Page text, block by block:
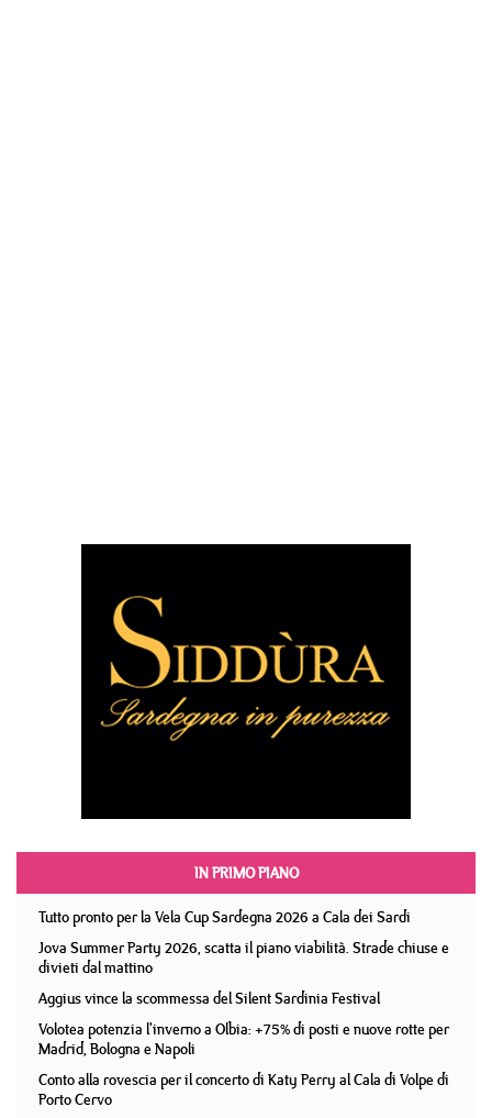
IN PRIMO PIANO
Tutto pronto per la Vela Cup Sardegna 2026 a Cala dei Sardi
Jova Summer Party 2026, scatta il piano viabilità. Strade chiuse e
divieti dal mattino
Aggius vince la scommessa del Silent Sardinia Festival
Volotea potenzia l'inverno a Olbia: +75% di posti e nuove rotte per
Madrid, Bologna e Napoli
Conto alla rovescia per il concerto di Katy Perry al Cala di Volpe di
Porto Cervo